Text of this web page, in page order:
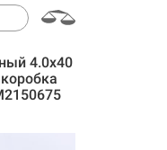
4.0х40